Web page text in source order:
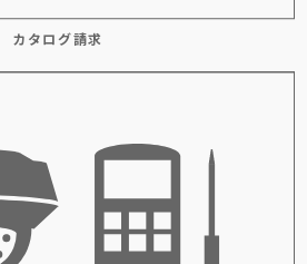
カタログ請求